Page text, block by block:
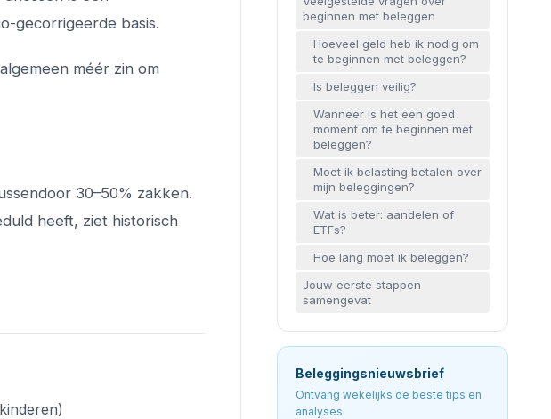
gecorrigeerde basis.
méér zin om
30–50% zakken.
heeft, ziet historisch
beginnen met beleggen
Hoeveel geld heb ik nodig om
te beginnen met beleggen?
Is beleggen veilig?
Wanneer is het een goed
moment om te beginnen met
beleggen?
Moet ik belasting betalen over
mijn beleggingen?
Wat is beter: aandelen of
ETFs?
Hoe lang moet ik beleggen?
Jouw eerste stappen
samengevat
Beleggingsnieuwsbrief
Ontvang wekelijks de beste tips en
analyses.